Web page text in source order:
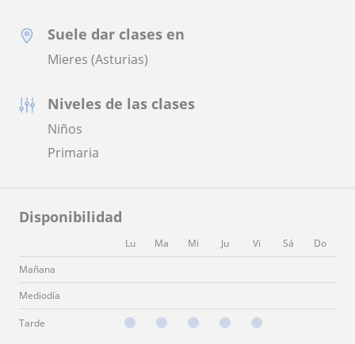
Suele dar clases en
Mieres (Asturias)
Niveles de las clases
Niños
Primaria
Disponibilidad
Lu Ma Mi Ju Vi Sá
Do
Mañana
Mediodía
Tarde